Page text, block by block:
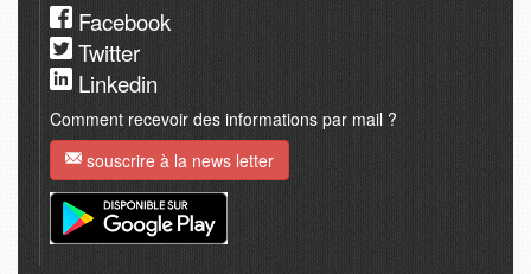
Facebook
Twitter
Linkedin
Comment recevoir des informations par mail ?
souscrire à la news letter